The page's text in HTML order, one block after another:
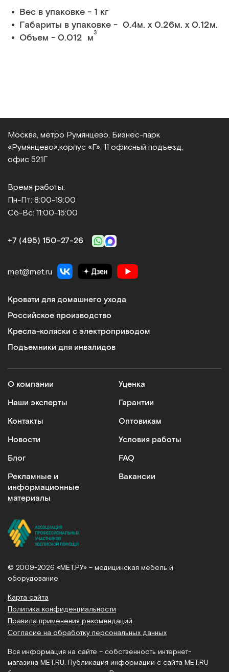
Вес в упаковке - 1 кг
Габариты в упаковке - 0.4м. x 0.26м. x 0.12м.
Объем - 0.012 м3
Москва, метро Румянцево, Бизнес‑парк
«Румянцево», корпус «Г», 11 офисный подъезд,
офис 521Г
Время работы:
Пн-Пт: 8:00-19:00
Сб-Вс: 11:00-15:00
+7 (495) 150‑27‑26
met@met.ru
Кровати для домашнего ухода
Российское производство
Кресла-коляски с электроприводом
Подъемники для инвалидов
О компании
Наши эксперты
Контакты
Новости
Блог
Рекламные и
информационные
материалы
Уценка
Гарантии
Оптовикам
Условия работы
FAQ
Вакансии
© 2009-2026 «МЕТ.РУ» – медицинская мебель и
оборудование
Карта сайта
Политика конфиденциальности
Правила применения рекомендаций
Согласие на обработку персональных данных
Вся информация на сайте – собственность интернет-
магазина MET.RU. Публикация информации с сайта MET.RU